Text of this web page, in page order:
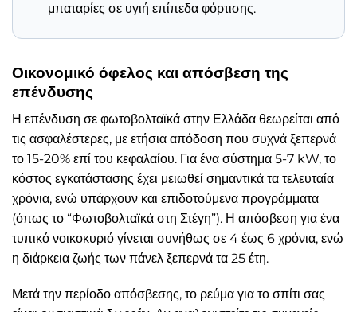
μπαταρίες σε υγιή επίπεδα φόρτισης.
Οικονομικό όφελος και απόσβεση της
επένδυσης
Η επένδυση σε φωτοβολταϊκά στην Ελλάδα θεωρείται από
τις ασφαλέστερες, με ετήσια απόδοση που συχνά ξεπερνά
το 15-20% επί του κεφαλαίου. Για ένα σύστημα 5-7 kW, το
κόστος εγκατάστασης έχει μειωθεί σημαντικά τα τελευταία
χρόνια, ενώ υπάρχουν και επιδοτούμενα προγράμματα
(όπως το “Φωτοβολταϊκά στη Στέγη”). Η απόσβεση για ένα
τυπικό νοικοκυριό γίνεται συνήθως σε 4 έως 6 χρόνια, ενώ
η διάρκεια ζωής των πάνελ ξεπερνά τα 25 έτη.
Μετά την περίοδο απόσβεσης, το ρεύμα για το σπίτι σας